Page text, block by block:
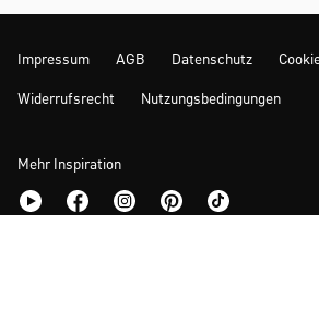
Impressum AGB Datenschutz
Widerrufsrecht Nutzungsbedingungen
Mehr Inspiration